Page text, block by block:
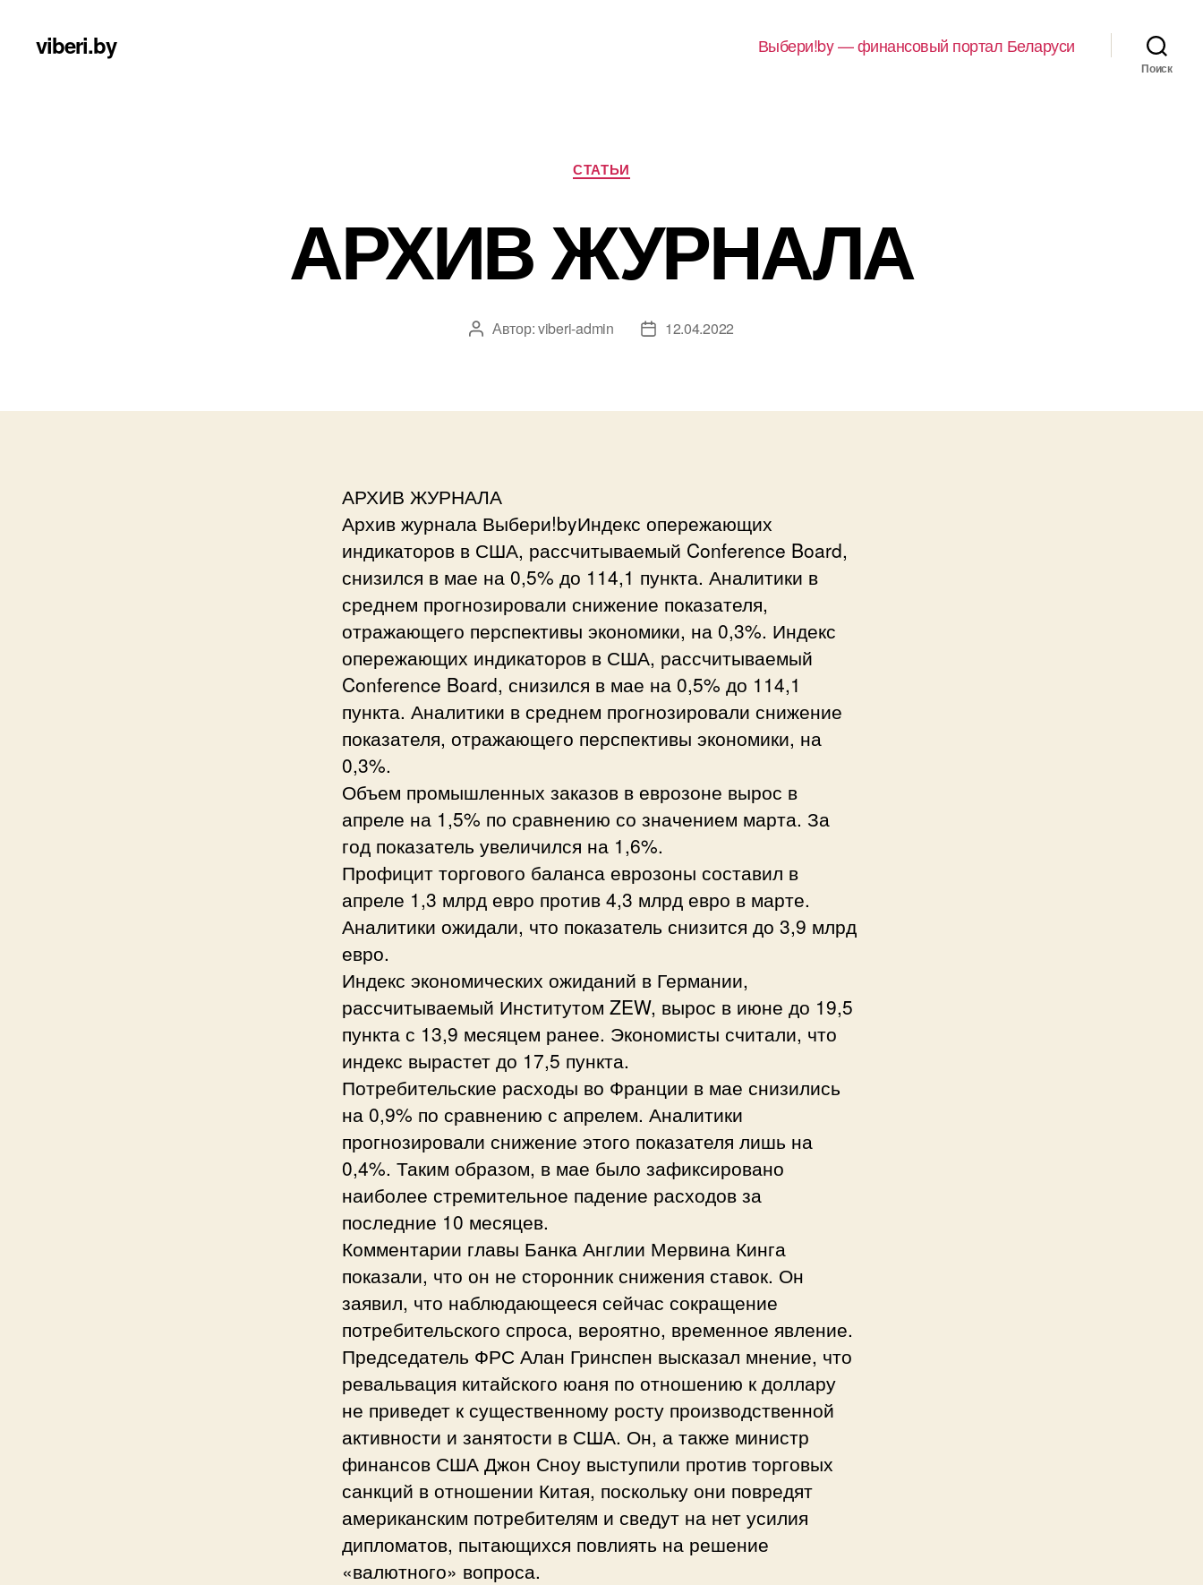
viberi.by Выбери!by — финансовый портал Беларуси
Поиск
Рубрики
СТАТЬИ
АРХИВ ЖУРНАЛА
Автор
Автор:viberi-admin
Дата12.04.2022
АРХИВ ЖУРНАЛА
Архив журнала Выбери!byИндекс опережающих
индикаторов в США, рассчитываемый Conference Board,
снизился в мае на 0,5% до 114,1 пункта. Аналитики в
среднем прогнозировали снижение показателя,
отражающего перспективы экономики, на 0,3%. Индекс
опережающих индикаторов в США, рассчитываемый
Conference Board, снизился в мае на 0,5% до 114,1
пункта. Аналитики в среднем прогнозировали снижение
показателя, отражающего перспективы экономики, на
0,3%.
Объем промышленных заказов в еврозоне вырос в
апреле на 1,5% по сравнению со значением марта. За
год показатель увеличился на 1,6%.
Профицит торгового баланса еврозоны составил в
апреле 1,3 млрд евро против 4,3 млрд евро в марте.
Аналитики ожидали, что показатель снизится до 3,9 млрд
евро.
Индекс экономических ожиданий в Германии,
рассчитываемый Институтом ZEW, вырос в июне до 19,5
пункта с 13,9 месяцем ранее. Экономисты считали, что
индекс вырастет до 17,5 пункта.
Потребительские расходы во Франции в мае снизились
на 0,9% по сравнению с апрелем. Аналитики
прогнозировали снижение этого показателя лишь на
0,4%. Таким образом, в мае было зафиксировано
наиболее стремительное падение расходов за
последние 10 месяцев.
Комментарии главы Банка Англии Мервина Кинга
показали, что он не сторонник снижения ставок. Он
заявил, что наблюдающееся сейчас сокращение
потребительского спроса, вероятно, временное явление.
Председатель ФРС Алан Гринспен высказал мнение, что
ревальвация китайского юаня по отношению к доллару
не приведет к существенному росту производственной
активности и занятости в США. Он, а также министр
финансов США Джон Сноу выступили против торговых
санкций в отношении Китая, поскольку они повредят
американским потребителям и сведут на нет усилия
дипломатов, пытающихся повлиять на решение
«валютного» вопроса.